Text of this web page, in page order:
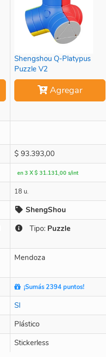
Shengshou Q-Platypus
Puzzle V2
Agregar
$ 93.393,00
en 3 X $ 31.131,00 s/int
18 u.
ShengShou
Tipo: Puzzle
Mendoza
¡Sumás 2394 puntos!
SI
Plástico
Stickerless